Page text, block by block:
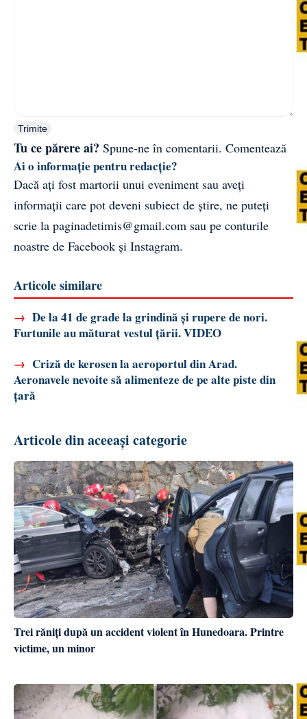
Trimite
Tu ce părere ai? Spune-ne în comentarii. Comentează
Ai o informație pentru redacție?
Dacă ați fost martorii unui eveniment sau aveți
informații care pot deveni subiect de știre, ne puteți
scrie la paginadetimis@gmail.com sau pe conturile
noastre de Facebook și Instagram.
Articole similare
→ De la 41 de grade la grindină și rupere de nori.
Furtunile au măturat vestul țării. VIDEO
→ Criză de kerosen la aeroportul din Arad.
Aeronavele nevoite să alimenteze de pe alte piste din
țară
Articole din aceeași categorie
Trei răniți după un accident violent în Hunedoara. Printre
victime, un minor